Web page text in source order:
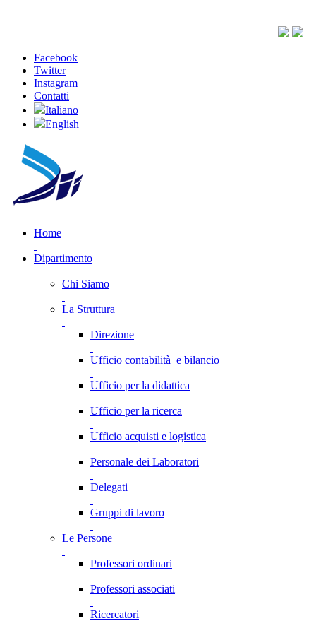
Facebook
Twitter
Instagram
Contatti
Italiano
English
Home
Dipartimento
Chi Siamo
La Struttura
Direzione
Ufficio contabilità e bilancio
Ufficio per la didattica
Ufficio per la ricerca
Ufficio acquisti e logistica
Personale dei Laboratori
Delegati
Gruppi di lavoro
Le Persone
Professori ordinari
Professori associati
Ricercatori